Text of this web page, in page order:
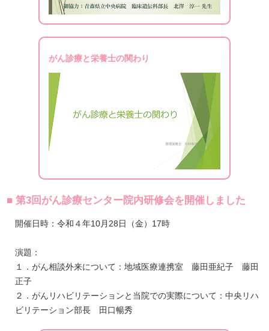
がん診療と栄養士の関わり
■ 第3回がん診療センター院内研修会を開催しました
開催日時：令和４年10月28日（金）17時
演題：
１．がん相談外来について：地域医療連携室 藤田亜紀子 藤田
正子
２．がんリハビリテーションと当院での実際について：中央リハ
ビリテーション部長 田口暢秀